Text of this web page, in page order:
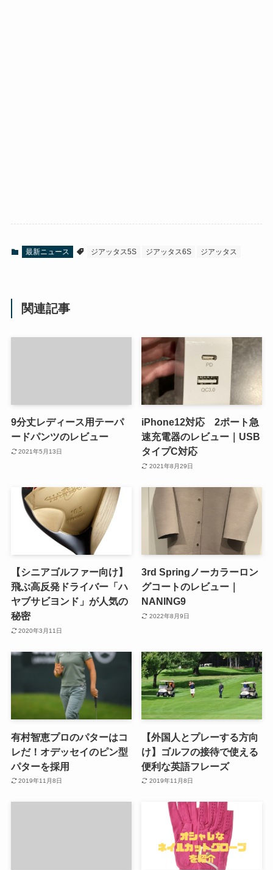
最新ニュース ジアッタス5S ジアッタス6S ジアッタス
関連記事
9分丈レディース用テーパ
ードパンツのレビュー
2021年5月13日
iPhone12対応 2ポート急
速充電器のレビュー｜USB
タイプC対応
2021年8月29日
【シニアゴルファー向け】
飛ぶ高反発ドライバー「ハ
ヤブサビヨンド」が人気の
秘密
2020年3月11日
3rd Springノーカラーロン
グコートのレビュー｜
NANING9
2022年8月9日
有村智恵プロのパターはコ
レだ！オデッセイのピン型
パターを採用
2019年11月8日
【外国人とプレーする方向
け】ゴルフの接待で使える
便利な英語フレーズ
2019年11月8日